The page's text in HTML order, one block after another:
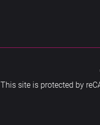
This site is protected by